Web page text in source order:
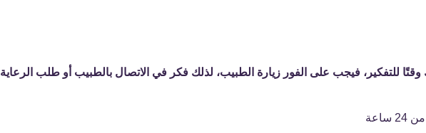
للتفكير، فيجب على الفور زيارة الطبيب، لذلك فكر في الاتصال بالطبيب أو طلب الرعاية